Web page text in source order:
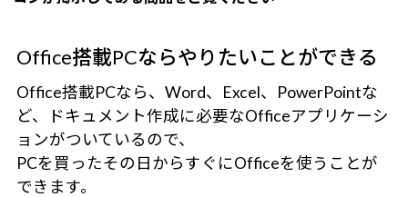
Office搭載PCならやりたいことができる
Office搭載PCなら、Word、Excel、PowerPointな
ど、ドキュメント作成に必要なOfficeアプリケーシ
ョンがついているので、
PCを買ったその日からすぐにOfficeを使うことが
できます。